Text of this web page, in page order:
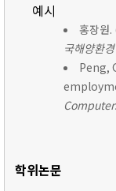
예시
홍장원.
국해양환
Peng,
학위논문